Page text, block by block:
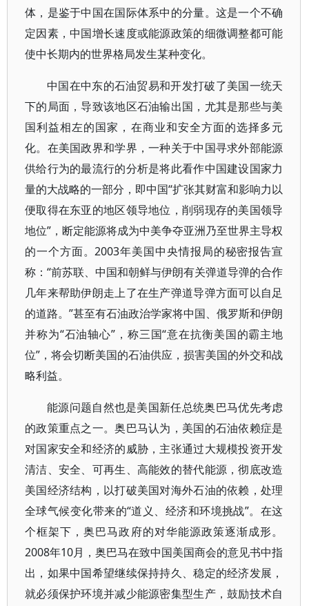
体，是鉴于中国在国际体系中的分量。这是一个不确
定因素，中国增长速度或能源政策的细微调整都可能
使中长期内的世界格局发生某种变化。
中国在中东的石油贸易和开发打破了美国一统天
下的局面，导致该地区石油输出国，尤其是那些与美
国利益相左的国家，在商业和安全方面的选择多元
化。在美国政界和学界，一种关于中国寻求外部能源
供给行为的最流行的分析是将此看作中国建设国家力
量的大战略的一部分，即中国“扩张其财富和影响力以
便取得在东亚的地区领导地位，削弱现存的美国领导
地位”，断定能源将成为中美争夺亚洲乃至世界主导权
的一个方面。2003年美国中央情报局的秘密报告宣
称：“前苏联、中国和朝鲜与伊朗有关弹道导弹的合作
几年来帮助伊朗走上了在生产弹道导弹方面可以自足
的道路。”甚至有石油政治学家将中国、俄罗斯和伊朗
并称为“石油轴心”，称三国“意在抗衡美国的霸主地
位”，将会切断美国的石油供应，损害美国的外交和战
略利益。
能源问题自然也是美国新任总统奥巴马优先考虑
的政策重点之一。奥巴马认为，美国的石油依赖症是
对国家安全和经济的威胁，主张通过大规模投资开发
清洁、安全、可再生、高能效的替代能源，彻底改造
美国经济结构，以打破美国对海外石油的依赖，处理
全球气候变化带来的“道义、经济和环境挑战”。在这
个框架下，奥巴马政府的对华能源政策逐渐成形。
2008年10月，奥巴马在致中国美国商会的意见书中指
出，如果中国希望继续保持持久、稳定的经济发展，
就必须保护环境并减少能源密集型生产，鼓励技术自